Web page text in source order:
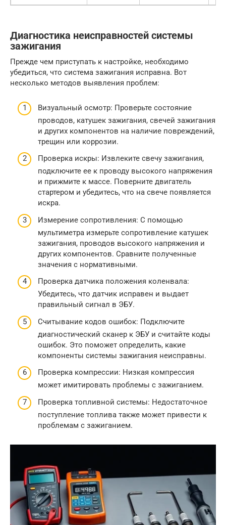
Диагностика неисправностей системы
зажигания
Прежде чем приступать к настройке, необходимо
убедиться, что система зажигания исправна. Вот
несколько методов выявления проблем:
Визуальный осмотр: Проверьте состояние
проводов, катушек зажигания, свечей зажигания
и других компонентов на наличие повреждений,
трещин или коррозии.
Проверка искры: Извлеките свечу зажигания,
подключите ее к проводу высокого напряжения
и прижмите к массе. Поверните двигатель
стартером и убедитесь, что на свече появляется
искра.
Измерение сопротивления: С помощью
мультиметра измерьте сопротивление катушек
зажигания, проводов высокого напряжения и
других компонентов. Сравните полученные
значения с нормативными.
Проверка датчика положения коленвала:
Убедитесь, что датчик исправен и выдает
правильный сигнал в ЭБУ.
Считывание кодов ошибок: Подключите
диагностический сканер к ЭБУ и считайте коды
ошибок. Это поможет определить, какие
компоненты системы зажигания неисправны.
Проверка компрессии: Низкая компрессия
может имитировать проблемы с зажиганием.
Проверка топливной системы: Недостаточное
поступление топлива также может привести к
проблемам с зажиганием.